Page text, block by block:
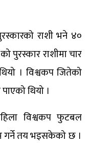
राशी भने ४०
पुरस्कार राशीमा चार
। विश्वकप जितेको
थियो ।
विश्वकप फुटबल
गर्ने तय भइसकेको छ ।